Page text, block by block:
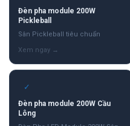
Đèn pha module 200W
Pickleball
Sân Pickleball tiêu chuẩn
✓
Đèn pha module 200W Cầu
Lông